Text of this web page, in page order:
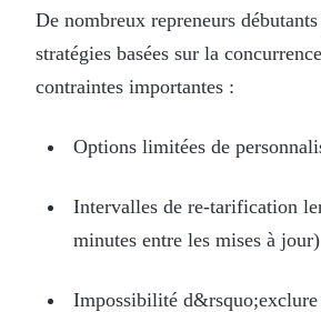
De nombreux repreneurs
stratégies basées sur la
contraintes importantes :
Options limitées de
Intervalles de re-tarification
minutes entre les mises à jour)
Impossibilité d&rsquo;exclure